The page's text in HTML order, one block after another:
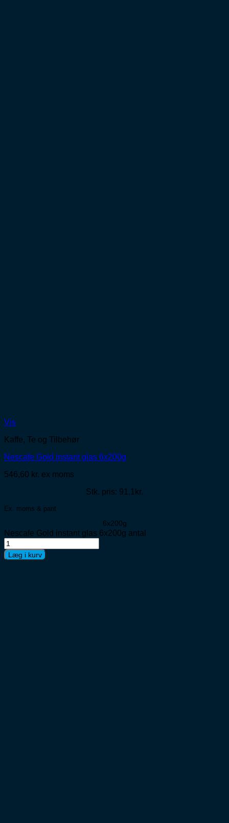
Vis
Kaffe, Te og Tilbehør
Nescafe Gold instant glas 6x200g
546,60 kr. ex moms
Stk. pris: 91,1kr.
Ex. moms & pant
6x200g
Nescafe Gold instant glas 6x200g antal
Læg i kurv